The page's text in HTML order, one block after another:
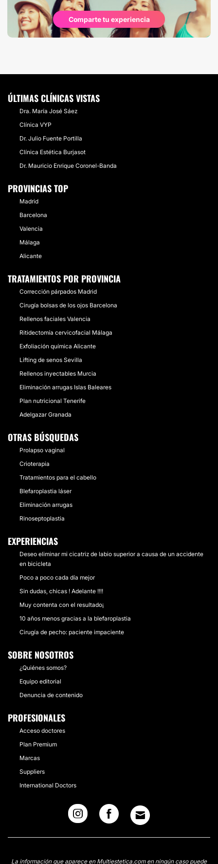
Comparte tu experiencia
ÚLTIMAS CLÍNICAS VISTAS
Dra. María José Sáez
Clínica VYP
Dr. Julio Fuente Portilla
Clínica Estética Burjasot
Dr. Mauricio Enrique Coronel-Banda
PROVINCIAS TOP
Madrid
Barcelona
Valencia
Málaga
Alicante
TRATAMIENTOS POR PROVINCIA
Corrección párpados Madrid
Cirugía bolsas de los ojos Barcelona
Rellenos faciales Valencia
Ritidectomía cervicofacial Málaga
Exfoliación química Alicante
Lifting de senos Sevilla
Rellenos inyectables Murcia
Eliminación arrugas Islas Baleares
Plan nutricional Tenerife
Adelgazar Granada
OTRAS BÚSQUEDAS
Prolapso vaginal
Crioterapia
Tratamientos para el cabello
Blefaroplastia láser
Eliminación arrugas
Rinoseptoplastia
EXPERIENCIAS
Deseo eliminar mi cicatriz de labio superior a causa de un accidente
en bicicleta
Poco a poco cada día mejor
Sin dudas, chicas ! Adelante !!!!
Muy contenta con el resultado¡
10 años menos gracias a la blefaroplastia
Cirugía de pecho: paciente impaciente
SOBRE NOSOTROS
¿Quiénes somos?
Equipo editorial
Denuncia de contenido
PROFESIONALES
Acceso doctores
Plan Premium
Marcas
Suppliers
International Doctors
La información que aparece en Multiestetica.com en ningún caso puede